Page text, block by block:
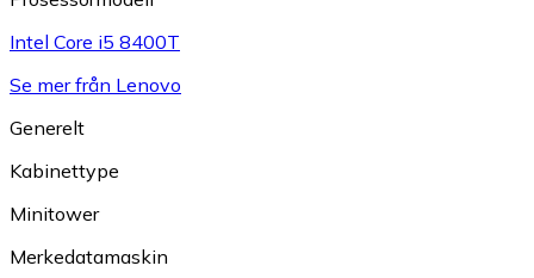
Intel Core i5 8400T
Se mer från Lenovo
Generelt
Kabinettype
Minitower
Merkedatamaskin